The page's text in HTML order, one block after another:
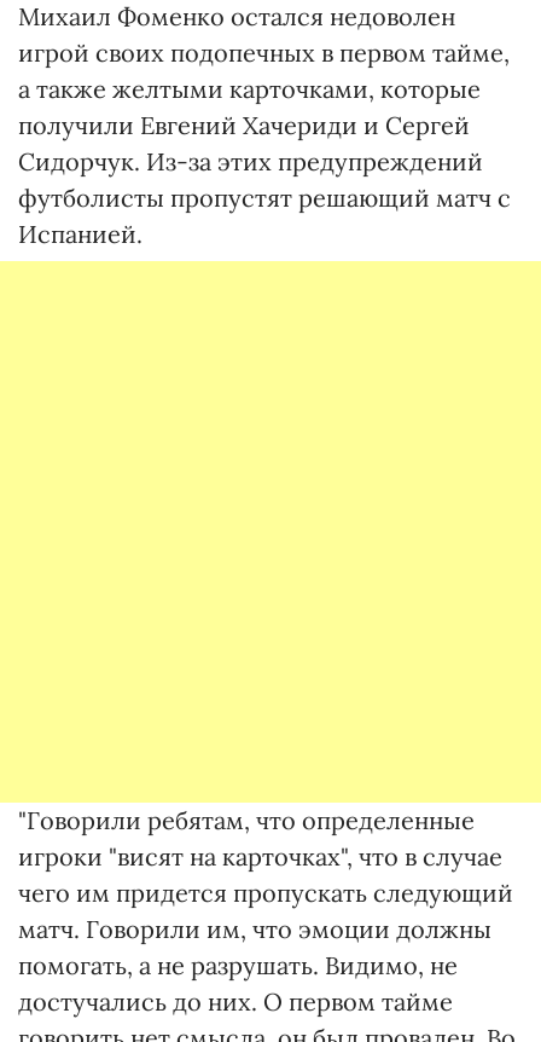
Михаил Фоменко остался недоволен
игрой своих подопечных в первом тайме,
а также желтыми карточками, которые
получили Евгений Хачериди и Сергей
Сидорчук. Из-за этих предупреждений
футболисты пропустят решающий матч с
Испанией.
"Говорили ребятам, что определенные
игроки "висят на карточках", что в случае
чего им придется пропускать следующий
матч. Говорили им, что эмоции должны
помогать, а не разрушать. Видимо, не
достучались до них. О первом тайме